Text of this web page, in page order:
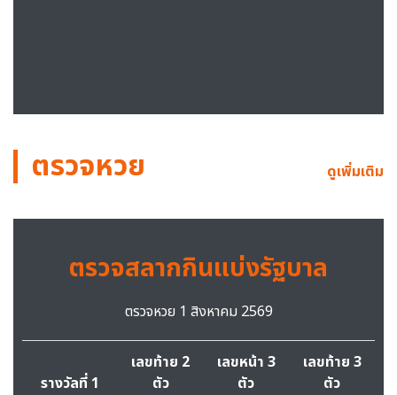
ตรวจหวย ดูเพิ่มเติม
ตรวจสลากกินแบ่งรัฐบาล
ตรวจหวย 1 สิงหาคม 2569
รางวัลที่ 1
เลขท้าย 2
ตัว
เลขหน้า 3
ตัว
เลขท้าย 3
ตัว